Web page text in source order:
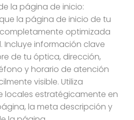
la página de inicio:
la página de inicio de tu
optimizada
Incluye información clave
de tu óptica, dirección,
y horario de atención
visible. Utiliza
locales estratégicamente en
la meta descripción y